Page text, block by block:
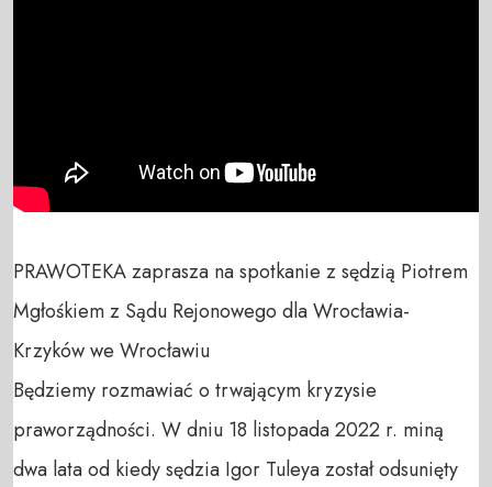
PRAWOTEKA zaprasza na spotkanie z sędzią Piotrem
Mgłośkiem z Sądu Rejonowego dla Wrocławia-
Krzyków we Wrocławiu
Będziemy rozmawiać o trwającym kryzysie
praworządności. W dniu 18 listopada 2022 r. miną
dwa lata od kiedy sędzia Igor Tuleya został odsunięty